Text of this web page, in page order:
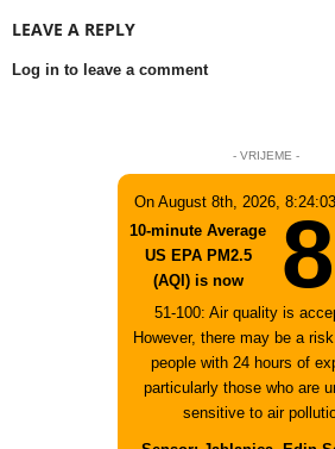
LEAVE A REPLY
Log in to leave a comment
- VRIJEME -
On August 8th, 2026,
10-minute Average
US EPA PM2.5
(AQI) is now
51-100: Air quality is
However, there may be a
people with 24 hours of
particularly those who are
sensitive to air